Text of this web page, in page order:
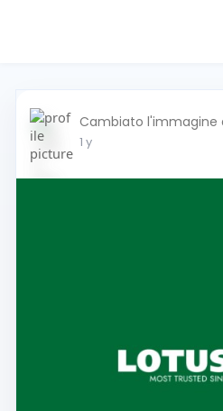
Cambiato l'immagine
1 y